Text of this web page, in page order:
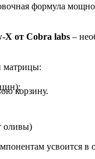
корзину.
формула
X от Cobra labs –
матрицы:
оливы)
усвоится